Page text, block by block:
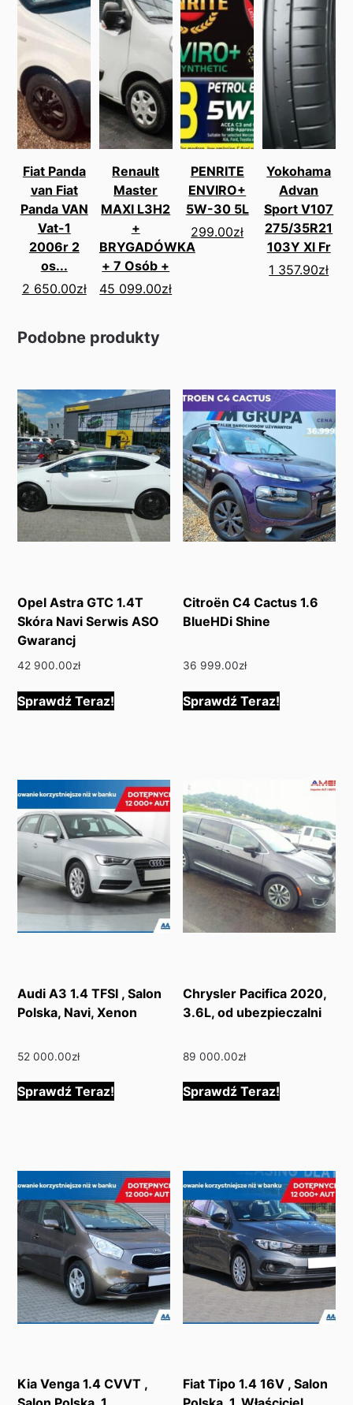
Fiat Panda
van Fiat
Panda VAN
Vat-1
2006r 2
os...
2 650.00zł
Renault
Master
MAXI L3H2
+
BRYGADÓWKA
+ 7 Osób +
45 099.00zł
PENRITE
ENVIRO+
5W-30 5L
299.00zł
Yokohama
Advan
Sport V107
275/35R21
103Y Xl Fr
1 357.90zł
Podobne produkty
Opel Astra GTC 1.4T
Skóra Navi Serwis ASO
Gwarancj
42 900.00zł
Sprawdź Teraz!
Citroën C4 Cactus 1.6
BlueHDi Shine
36 999.00zł
Sprawdź Teraz!
Audi A3 1.4 TFSI , Salon
Polska, Navi, Xenon
52 000.00zł
Sprawdź Teraz!
Chrysler Pacifica 2020,
3.6L, od ubezpieczalni
89 000.00zł
Sprawdź Teraz!
Kia Venga 1.4 CVVT ,
Fiat Tipo 1.4 16V , Salon